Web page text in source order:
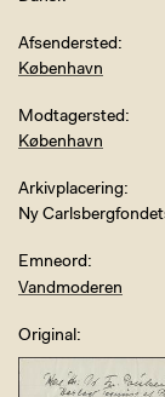
Afsendersted
København
Modtagersted
København
Arkivplacering
Ny
Emneord
Vandmoderen
Original